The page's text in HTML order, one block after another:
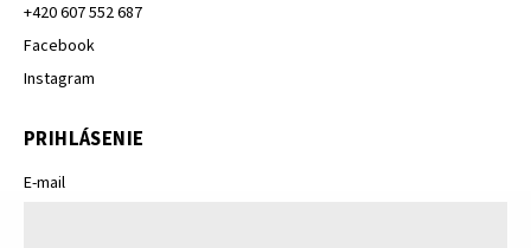
+420 607 552 687
Facebook
Instagram
PRIHLÁSENIE
E-mail